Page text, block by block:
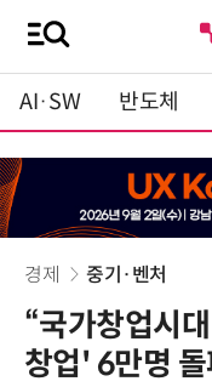
AI·SW 반도체
경제 중기·벤처
“국가창업시
창업' 6만명